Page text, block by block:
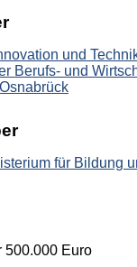
und
Berufs- und
für Bildung
500.000 Euro